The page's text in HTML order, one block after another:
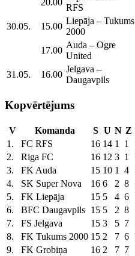
20.00
RFS
30.05.
15.00
Liepāja – Tukums
2000
17.00
Auda – Ogre
United
31.05. 16.00
Jelgava –
Daugavpils
Kopvērtējums
V Komanda S U N Z
1.
FC RFS 16 14 1 1
2.
Riga FC 16 12 3 1
3.
FK Auda 15 10 1 4
4.
SK Super Nova 16 6 2 8
5.
FK Liepāja 15 5 4 6
6.
BFC Daugavpils 15 5 2 8
7.
FS Jelgava 15 3 5 7
8.
FK Tukums 2000 15 2 7 6
9.
FK Grobiņa 16 2 7 7